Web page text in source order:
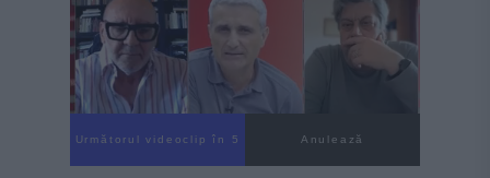
Următorul videoclip în 3 Anulează